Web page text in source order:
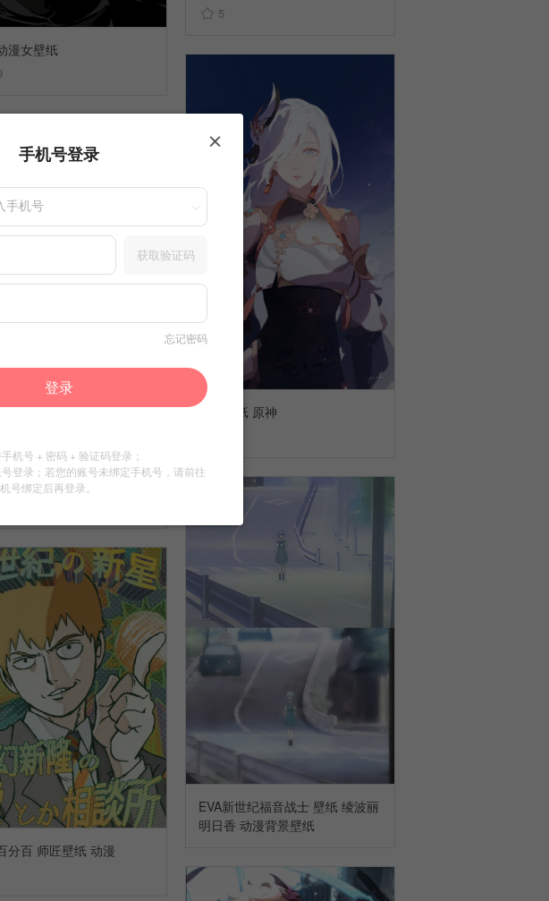
漫女壁纸
5
申鹤壁纸 原神
纸 原神
EVA新世纪福音战士 壁纸 绫波丽
明日香 动漫背景壁纸
分百 师匠壁纸 动漫
手机号登录
获取验证码
忘记密码
登录
机号 + 密码 + 验证码登录；
号登录；若您的账号未绑定手机号，请前往
号绑定后再登录。